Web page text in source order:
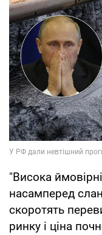
"Висока
насамперед
скоротять
ринку і ціна